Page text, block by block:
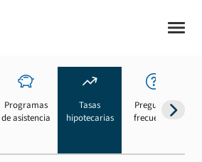
Programas
de asistencia
Tasas
hipotecarias
Preguntas
frecuentes